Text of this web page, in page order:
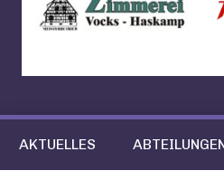
AKTUELLES